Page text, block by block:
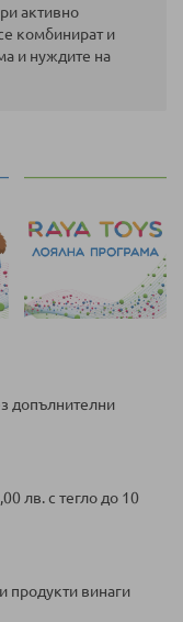
активно
комбинират и
и нуждите на
допълнителни
лв. с тегло до 10
продукти винаги